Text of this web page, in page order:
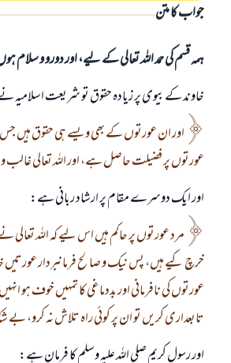
جواب کا متن
ہمہ قسم کی حمد اللہ تعالی کے لیے، اور دورو و سلام
خاوند كے بيوى پر زيادہ حقوق تو شريعت اسلاميہ
اور ان عورتوں كے بھى ويسے ہى حقوق ہيں
عورتوں پر فضيلت حاصل ہے، اور اللہ تعالى
اور ايك دوسرے مقام پر ارشاد ربانى ہے:
مرد عورتوں پر حاكم ہيں اس ليے كہ اللہ
خرچ كيے ہيں، پس نيك و صالح فرمانبردار عورتيں
عورتوں كى نافرمانى اور بددماغى كا تمہيں خوف ہو
تابعدارى كريں تو ان پر كوئى راہ تلاش نہ كرو، بے
اور رسول كريم صلى اللہ عليہ وسلم كا فرمان ہے: